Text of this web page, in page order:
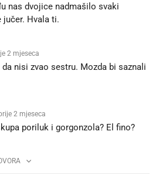
nas dvojice nadmašilo svaki
jučer. Hvala ti.
2 mjeseca
nisi zvao sestru. Mozda bi saznali
2 mjeseca
poriluk i gorgonzola? El fino?